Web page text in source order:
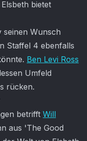
bietet
seinen Wunsch
Staffel 4 ebenfalls
Ben Levi Ross
Umfeld
rücken.
betrifft Will
aus 'The Good